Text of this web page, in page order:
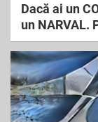
Dacă ai un
un NARVAL.